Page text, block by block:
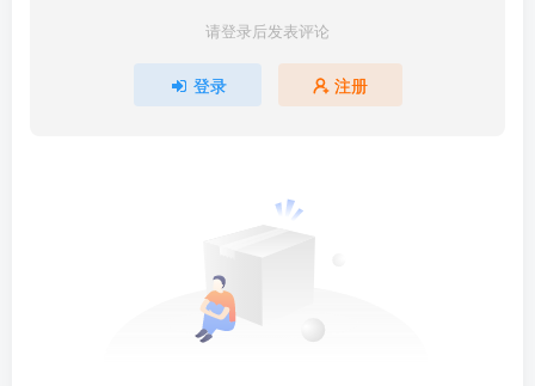
请登录后发表评论
登录 注册